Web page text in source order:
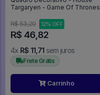
Targaryen - Game Of Thrones
R$ 53,20 12% OFF
R$ 46,82
4x R$ 11,71 sem juros
Frete Grátis
Carrinho